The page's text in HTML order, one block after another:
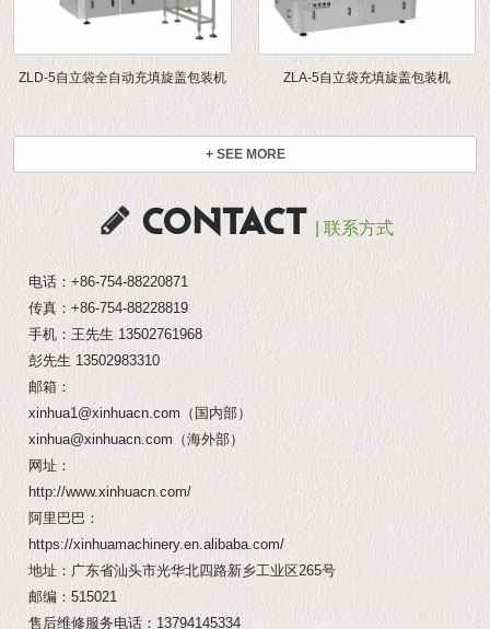
ZLD-5自立袋全自动充填旋盖包装机 ZLA-5自立袋充填旋盖包装机
+ SEE MORE
CONTACT | 联系方式
电话：+86-754-88220871
传真：+86-754-88228819
手机：王先生13502761968
彭先生 13502983310
邮箱：
xinhua1@xinhuacn.com （国内部）
xinhua@xinhuacn.com （海外部）
网址：
http://www.xinhuacn.com/
阿里巴巴：
https://xinhuamachinery.en.alibaba.com/
地址：广东省汕头市光华北四路新乡工业区265号
邮编：515021
售后维修服务电话： 13794145334